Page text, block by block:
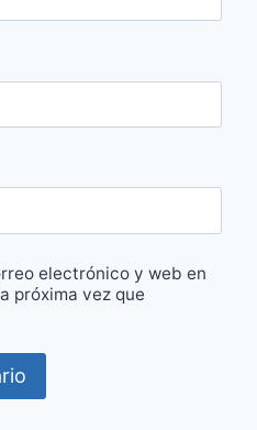
electrónico y web en
próxima vez que